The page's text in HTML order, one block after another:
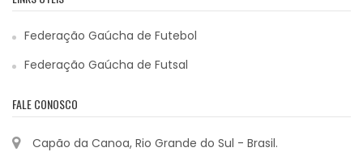
Federação Gaúcha de Futebol
Federação Gaúcha de Futsal
FALE CONOSCO
Capão da Canoa, Rio Grande do Sul - Brasil.